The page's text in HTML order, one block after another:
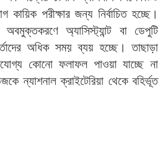
কায়িক পরীক্ষার জন্য নির্বাচিত হচ্ছে।
অ্যাসিস্ট্যান্ট বা ডেপুটি
অধিক সময় ব্যয় হচ্ছে। তাছাড়া
কোনো ফলাফল পাওয়া যাচ্ছে না
ন্যাশনাল ক্রাইটেরিয়া থেকে বহির্ভূত